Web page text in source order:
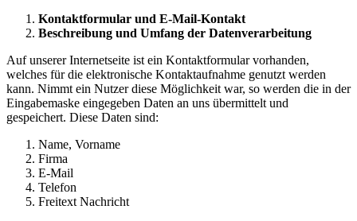
Kontaktformular und E-Mail-Kontakt
Beschreibung und Umfang der Datenverarbeitung
Auf unserer Internetseite ist ein Kontaktformular vorhanden,
welches für die elektronische Kontaktaufnahme genutzt werden
kann. Nimmt ein Nutzer diese Möglichkeit war, so werden die in der
Eingabemaske eingegeben Daten an uns übermittelt und
gespeichert. Diese Daten sind:
Name, Vorname
Firma
E-Mail
Telefon
Freitext Nachricht